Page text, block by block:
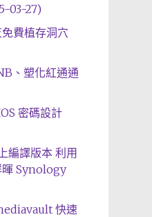
03-27)
費植存洞穴
、塑化紅通通
密碼設計
編譯版本 利用
暉 Synology
快速